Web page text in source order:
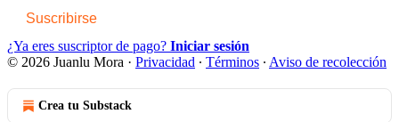
Suscribirse
¿Ya eres suscriptor de pago? Iniciar sesión
© 2026 Juanlu Mora · Privacidad ∙ Términos ∙ Aviso de recolección
Crea tu Substack